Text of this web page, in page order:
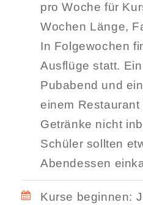
pro Woche für
Wochen Länge,
In Folgewochen
Ausflüge statt.
Pubabend und
einem
Getränke nicht
Schüler sollten
Abendessen
Kurse beginnen: